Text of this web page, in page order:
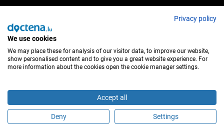
Maak online een afspraak
Privacy policy
We use cookies
We may place these for analysis of our visitor data, to improve our website,
show personalised content and to give you a great website experience. For
more information about the cookies open the cookie manager settings.
Accept all
Deny Settings